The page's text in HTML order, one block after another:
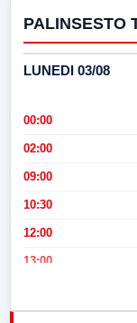
PALINSESTO
LUNEDI 03/08
00:00
02:00
09:00
10:30
12:00
13:00
17:00